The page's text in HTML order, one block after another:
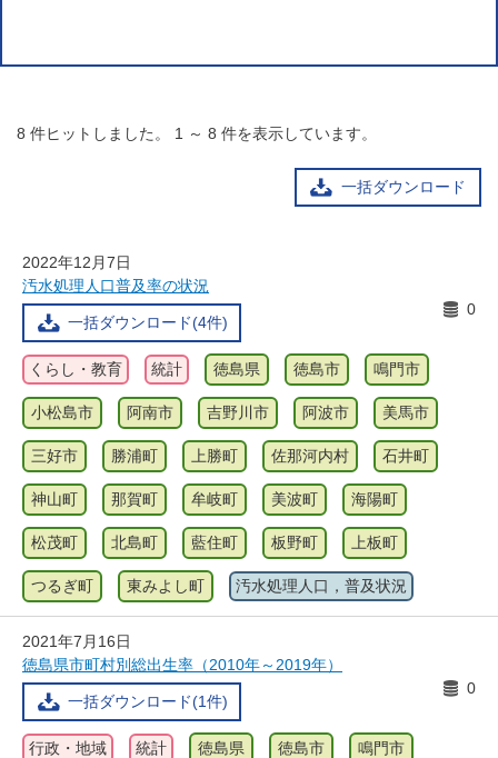
8 件ヒットしました。 1 ～ 8 件を表示しています。
一括ダウンロード
2022年12月7日
汚水処理人口普及率の状況
一括ダウンロード(4件)
0
くらし・教育 統計 徳島県 徳島市 鳴門市
小松島市 阿南市 吉野川市 阿波市 美馬市
三好市 勝浦町 上勝町 佐那河内村 石井町
神山町 那賀町 牟岐町 美波町 海陽町
松茂町 北島町 藍住町 板野町 上板町
つるぎ町 東みよし町 汚水処理人口，普及状況
2021年7月16日
徳島県市町村別総出生率（2010年～2019年）
一括ダウンロード(1件)
0
行政・地域 統計 徳島県 徳島市 鳴門市